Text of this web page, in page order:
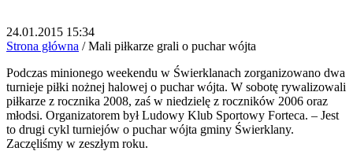
24.01.2015 15:34
Strona główna / Mali piłkarze grali o puchar wójta
Podczas minionego weekendu w Świerklanach zorganizowano dwa
turnieje piłki nożnej halowej o puchar wójta. W sobotę rywalizowali
piłkarze z rocznika 2008, zaś w niedzielę z roczników 2006 oraz
młodsi. Organizatorem był Ludowy Klub Sportowy Forteca. – Jest
to drugi cykl turniejów o puchar wójta gminy Świerklany.
Zaczęliśmy w zeszłym roku.